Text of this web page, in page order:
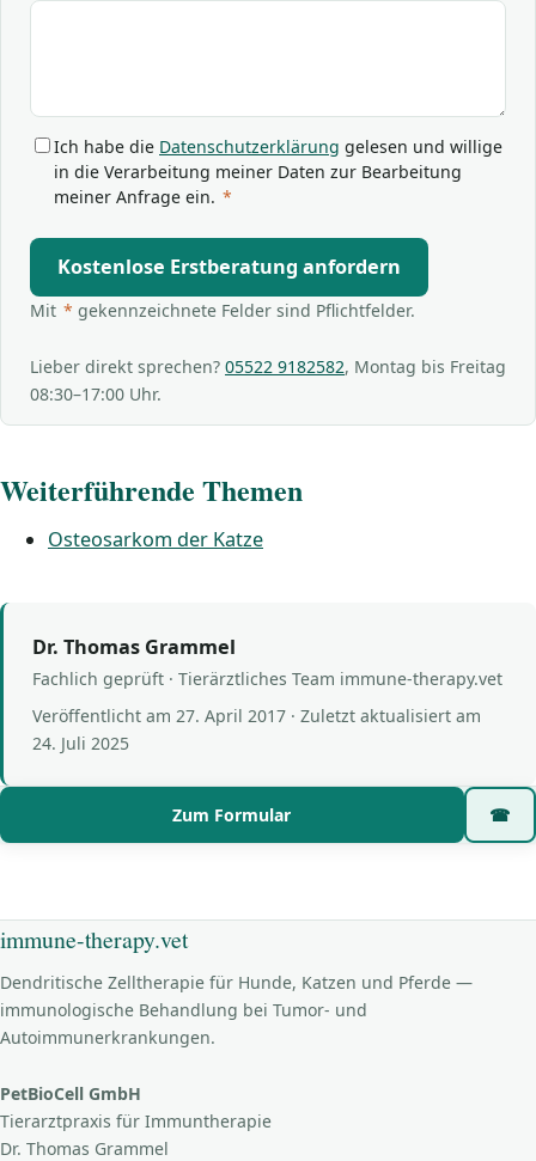
Ich habe die Datenschutzerklärung gelesen und willige
in die Verarbeitung meiner Daten zur Bearbeitung
meiner Anfrage ein. *
Kostenlose Erstberatung anfordern
Mit * gekennzeichnete Felder sind Pflichtfelder.
Lieber direkt sprechen? 05522 9182582, Montag bis Freitag
08:30–17:00 Uhr.
Weiterführende Themen
Osteosarkom der Katze
Dr. Thomas Grammel
Fachlich geprüft · Tierärztliches Team immune-therapy.vet
Veröffentlicht am 27. April 2017 · Zuletzt aktualisiert am
24. Juli 2025
Zum Formular ☎
immune-therapy.vet
Dendritische Zelltherapie für Hunde, Katzen und Pferde —
immunologische Behandlung bei Tumor- und
Autoimmunerkrankungen.
PetBioCell GmbH
Tierarztpraxis für Immuntherapie
Dr. Thomas Grammel